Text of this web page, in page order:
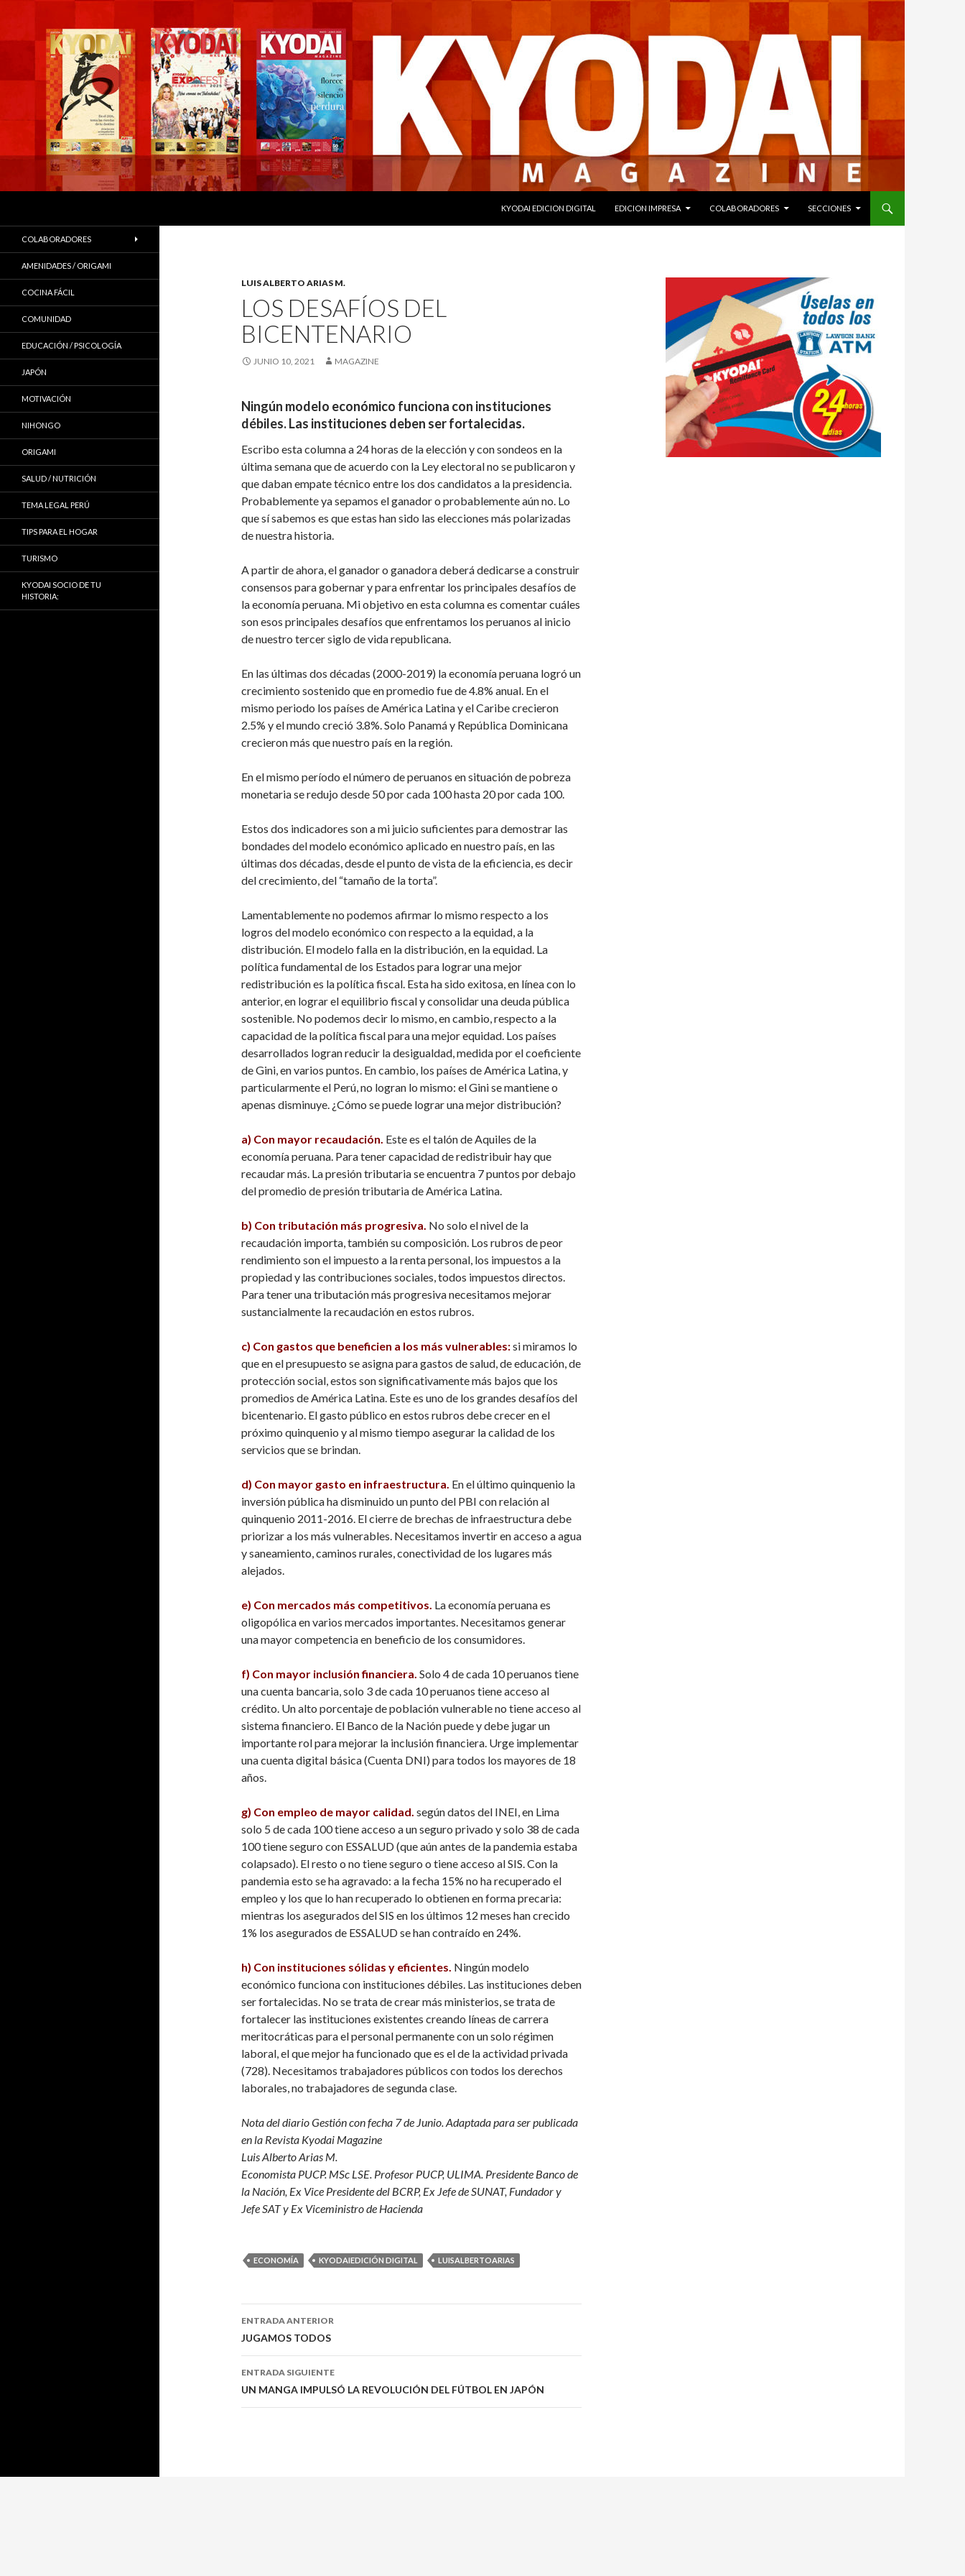
KYODAI EDICION DIGITAL
EDICION IMPRESA COLABORADORES SECCIONES
LUIS ALBERTO ARIAS M.
LOS DESAFÍOS DEL
BICENTENARIO
JUNIO 10, 2021 MAGAZINE
Ningún modelo económico funciona con instituciones
débiles. Las instituciones deben ser fortalecidas.
Escribo esta columna a 24 horas de la elección y con sondeos en la
última semana que de acuerdo con la Ley electoral no se publicaron y
que daban empate técnico entre los dos candidatos a la presidencia.
Probablemente ya sepamos el ganador o probablemente aún no. Lo
que sí sabemos es que estas han sido las elecciones más polarizadas
de nuestra historia.
A partir de ahora, el ganador o ganadora deberá dedicarse a construir
consensos para gobernar y para enfrentar los principales desafíos de
la economía peruana. Mi objetivo en esta columna es comentar cuáles
son esos principales desafíos que enfrentamos los peruanos al inicio
de nuestro tercer siglo de vida republicana.
En las últimas dos décadas (2000-2019) la economía peruana logró un
crecimiento sostenido que en promedio fue de 4.8% anual. En el
mismo periodo los países de América Latina y el Caribe crecieron
2.5% y el mundo creció 3.8%. Solo Panamá y República Dominicana
crecieron más que nuestro país en la región.
En el mismo período el número de peruanos en situación de pobreza
monetaria se redujo desde 50 por cada 100 hasta 20 por cada 100.
Estos dos indicadores son a mi juicio suficientes para demostrar las
bondades del modelo económico aplicado en nuestro país, en las
últimas dos décadas, desde el punto de vista de la eficiencia, es decir
del crecimiento, del “tamaño de la torta”.
Lamentablemente no podemos afirmar lo mismo respecto a los
logros del modelo económico con respecto a la equidad, a la
distribución. El modelo falla en la distribución, en la equidad. La
política fundamental de los Estados para lograr una mejor
redistribución es la política fiscal. Esta ha sido exitosa, en línea con lo
anterior, en lograr el equilibrio fiscal y consolidar una deuda pública
sostenible. No podemos decir lo mismo, en cambio, respecto a la
capacidad de la política fiscal para una mejor equidad. Los países
desarrollados logran reducir la desigualdad, medida por el coeficiente
de Gini, en varios puntos. En cambio, los países de América Latina, y
particularmente el Perú, no logran lo mismo: el Gini se mantiene o
apenas disminuye. ¿Cómo se puede lograr una mejor distribución?
a) Con mayor recaudación. Este es el talón de Aquiles de la
economía peruana. Para tener capacidad de redistribuir hay que
recaudar más. La presión tributaria se encuentra 7 puntos por debajo
del promedio de presión tributaria de América Latina.
b) Con tributación más progresiva. No solo el nivel de la
recaudación importa, también su composición. Los rubros de peor
rendimiento son el impuesto a la renta personal, los impuestos a la
propiedad y las contribuciones sociales, todos impuestos directos.
Para tener una tributación más progresiva necesitamos mejorar
sustancialmente la recaudación en estos rubros.
c) Con gastos que beneficien a los más vulnerables:si miramos lo
que en el presupuesto se asigna para gastos de salud, de educación, de
protección social, estos son significativamente más bajos que los
promedios de América Latina. Este es uno de los grandes desafíos del
bicentenario. El gasto público en estos rubros debe crecer en el
próximo quinquenio y al mismo tiempo asegurar la calidad de los
servicios que se brindan.
d) Con mayor gasto en infraestructura. En el último quinquenio la
inversión pública ha disminuido un punto del PBI con relación al
quinquenio 2011-2016. El cierre de brechas de infraestructura debe
priorizar a los más vulnerables. Necesitamos invertir en acceso a agua
y saneamiento, caminos rurales, conectividad de los lugares más
alejados.
e) Con mercados más competitivos. La economía peruana es
oligopólica en varios mercados importantes. Necesitamos generar
una mayor competencia en beneficio de los consumidores.
f) Con mayor inclusión financiera. Solo 4 de cada 10 peruanos tiene
una cuenta bancaria, solo 3 de cada 10 peruanos tiene acceso al
crédito. Un alto porcentaje de población vulnerable no tiene acceso al
sistema financiero. El Banco de la Nación puede y debe jugar un
importante rol para mejorar la inclusión financiera. Urge implementar
una cuenta digital básica (Cuenta DNI) para todos los mayores de 18
años.
g) Con empleo de mayor calidad. según datos del INEI, en Lima
solo 5 de cada 100 tiene acceso a un seguro privado y solo 38 de cada
100 tiene seguro con ESSALUD (que aún antes de la pandemia estaba
colapsado). El resto o no tiene seguro o tiene acceso al SIS. Con la
pandemia esto se ha agravado: a la fecha 15% no ha recuperado el
empleo y los que lo han recuperado lo obtienen en forma precaria:
mientras los asegurados del SIS en los últimos 12 meses han crecido
1% los asegurados de ESSALUD se han contraído en 24%.
h) Con instituciones sólidas y eficientes. Ningún modelo
económico funciona con instituciones débiles. Las instituciones deben
ser fortalecidas. No se trata de crear más ministerios, se trata de
fortalecer las instituciones existentes creando líneas de carrera
meritocráticas para el personal permanente con un solo régimen
laboral, el que mejor ha funcionado que es el de la actividad privada
(728). Necesitamos trabajadores públicos con todos los derechos
laborales, no trabajadores de segunda clase.
Nota del diario Gestión con fecha 7 de Junio. Adaptada para ser publicada
en la Revista Kyodai Magazine
Luis Alberto Arias M.
Economista PUCP. MSc LSE. Profesor PUCP, ULIMA. Presidente Banco de
la Nación, Ex Vice Presidente del BCRP, Ex Jefe de SUNAT, Fundador y
Jefe SAT y Ex Viceministro de Hacienda
ECONOMÍA KYODAIEDICIÓN DIGITAL LUISALBERTOARIAS
Navegación
de
entradas
ENTRADA ANTERIOR
JUGAMOS TODOS
ENTRADA SIGUIENTE
UN MANGA IMPULSÓ LA REVOLUCIÓN DEL FÚTBOL EN JAPÓN
COLABORADORES
AMENIDADES / ORIGAMI
COCINA FÁCIL
COMUNIDAD
EDUCACIÓN / PSICOLOGÍA
JAPÓN
MOTIVACIÓN
NIHONGO
ORIGAMI
SALUD / NUTRICIÓN
TEMA LEGAL PERÚ
TIPS PARA EL HOGAR
TURISMO
KYODAI SOCIO DE TU
HISTORIA: